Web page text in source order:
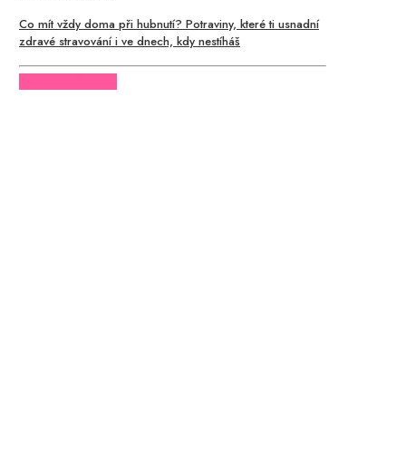
Co mít vždy doma při hubnutí? Potraviny, které ti usnadní
zdravé stravování i ve dnech, kdy nestíháš